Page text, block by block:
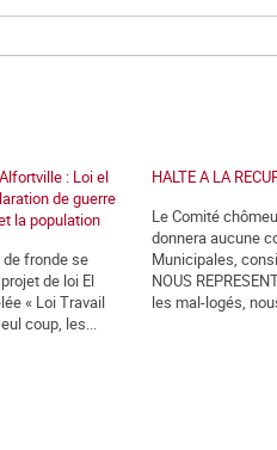
: Loi el
de guerre
la population
fronde se
de loi El
« Loi Travail
coup, les...
HALTE A LA
Le Comité
donnera aucune
Municipales,
NOUS
les mal-logés,